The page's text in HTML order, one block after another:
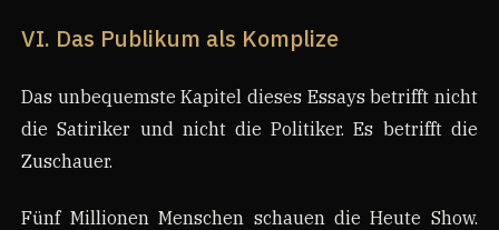
VI. Das Publikum als Komplize
Das unbequemste Kapitel dieses Essays betrifft nicht
die Satiriker und nicht die Politiker. Es betrifft die
Zuschauer.
Fünf Millionen Menschen schauen die Heute Show.